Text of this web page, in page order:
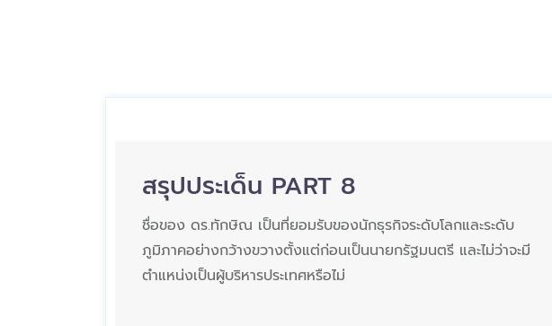
สรุปประเด็น PART 8
ชื่อของ ดร.ทักษิณ เป็นที่ยอมรับของนักธุรกิจระดับโลกและระดับ
ภูมิภาคอย่างกว้างขวางตั้งแต่ก่อนเป็นนายกรัฐมนตรี และไม่ว่าจะมี
ตำแหน่งเป็นผู้บริหารประเทศหรือไม่